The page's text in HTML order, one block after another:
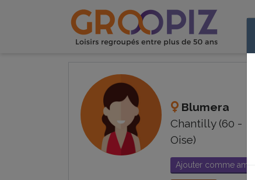
Blumera
Chantilly (60 -
Oise)
Ajouter comme ami